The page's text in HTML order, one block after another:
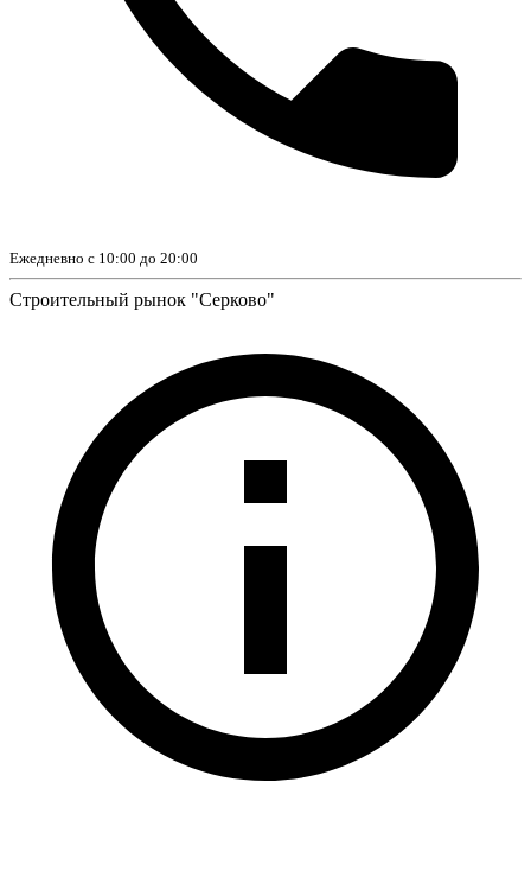
Ежедневно с 10:00 до 20:00
Строительный рынок "Серково"